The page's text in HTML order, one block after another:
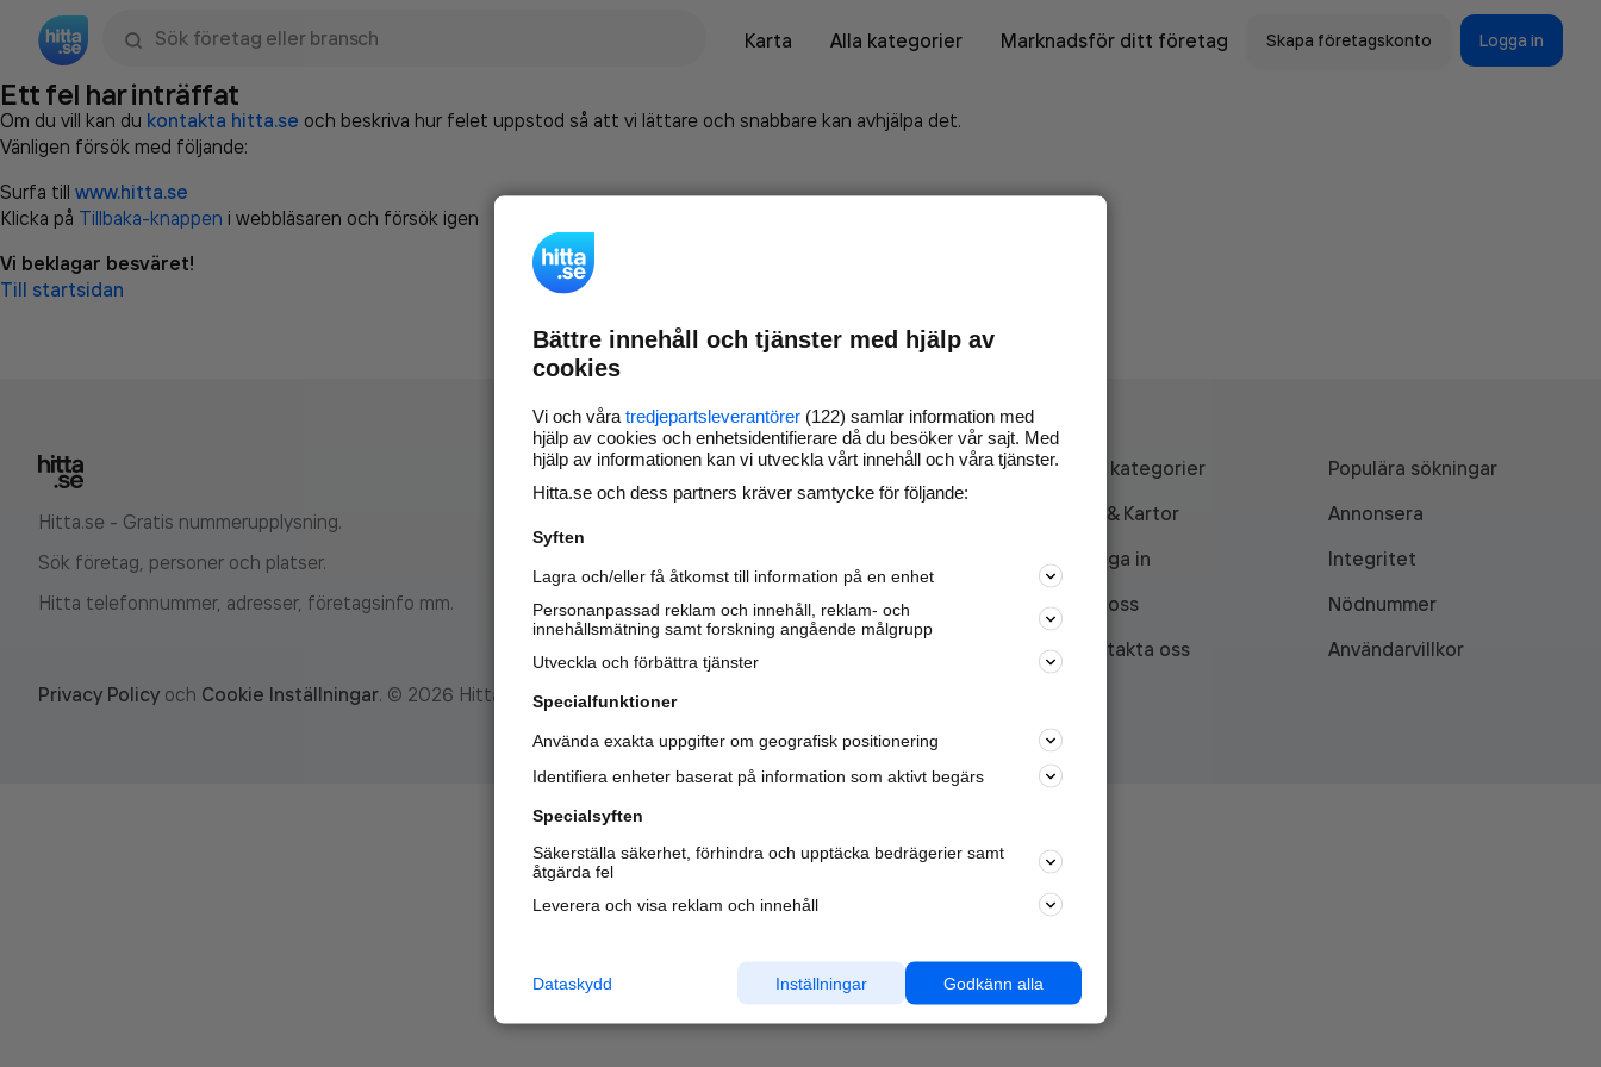
Karta
Alla kategorier Marknadsför ditt företag Skapa företagskonto Logga in
Ett fel har inträffat
Om du vill kan du kontakta hitta.se och beskriva hur felet uppstod så att vi lättare och snabbare kan avhjälpa det.
Vänligen försök med följande:
Surfa till www.hitta.se
Klicka på Tillbaka-knappen i webbläsaren och försök igen
Vi beklagar besväret!
Till startsidan
Hitta.se - Gratis nummerupplysning.
Sök företag, personer och platser.
Hitta telefonnummer, adresser, företagsinfo mm.
Marknadsför företaget på
nya kunder och
samarbetspartners nära dig.
Läs mer här
Alla kategorier
Populära sökningar
API & Kartor
Annonsera
Logga in
Integritet
Om oss
Nödnummer
Kontakta oss
Användarvillkor
Privacy Policy och Cookie Inställningar. © 2026 Hitta.se
Bättre innehåll och tjänster med hjälp av
cookies
Vi och våra tredjepartsleverantörer (122) samlar information med
hjälp av cookies och enhetsidentifierare då du besöker vår sajt. Med
hjälp av informationen kan vi utveckla vårt innehåll och våra tjänster.
Hitta.se och dess partners kräver samtycke för följande:
Syften
Lagra och/eller få åtkomst till information på en enhet
Personanpassad reklam och innehåll, reklam- och
innehållsmätning samt forskning angående målgrupp
Utveckla och förbättra tjänster
Specialfunktioner
Använda exakta uppgifter om geografisk positionering
Identifiera enheter baserat på information som aktivt begärs
Specialsyften
Säkerställa säkerhet, förhindra och upptäcka bedrägerier samt
åtgärda fel
Leverera och visa reklam och innehåll
Godkänn alla
Inställningar
Dataskydd